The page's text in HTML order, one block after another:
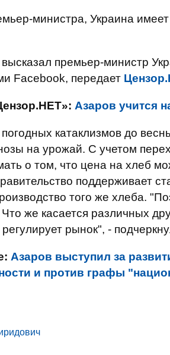
министра, Украина
высказал премьер-министр
Facebook, передает
Азаров учится
катаклизмов до
на урожай. С учетом
о том, что цена на хлеб
поддерживает
того же хлеба.
же касается различных
рынок", -
Азаров выступил за
и против графы